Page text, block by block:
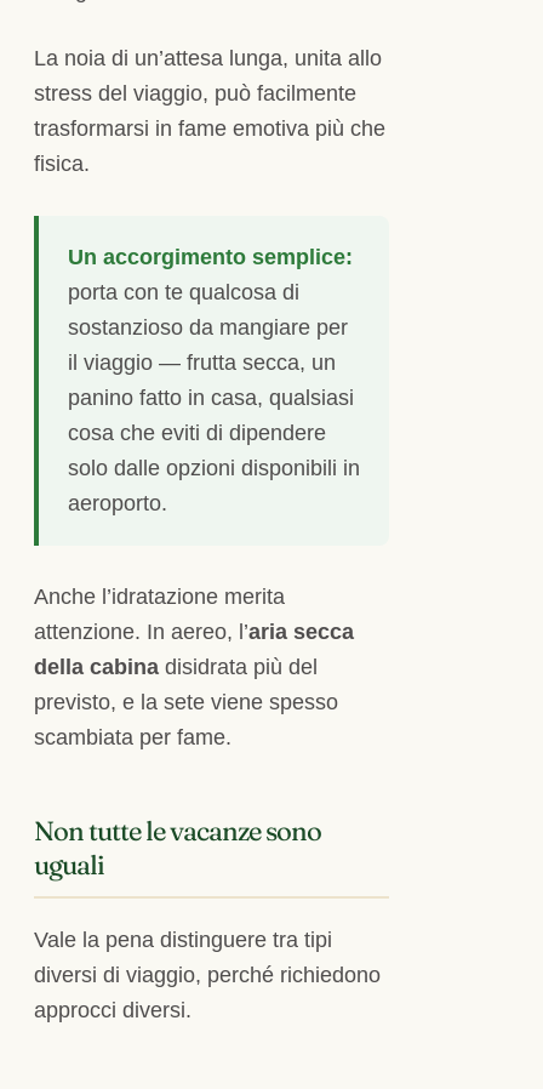
La noia di un’attesa lunga, unita allo
stress del viaggio, può facilmente
trasformarsi in fame emotiva più che
fisica.
Un accorgimento semplice:
porta con te qualcosa di
sostanzioso da mangiare per
il viaggio — frutta secca, un
panino fatto in casa, qualsiasi
cosa che eviti di dipendere
solo dalle opzioni disponibili in
aeroporto.
Anche l’idratazione merita
attenzione. In aereo, l’aria secca
della cabina disidrata più del
previsto, e la sete viene spesso
scambiata per fame.
Non tutte le vacanze sono
uguali
Vale la pena distinguere tra tipi
diversi di viaggio, perché richiedono
approcci diversi.